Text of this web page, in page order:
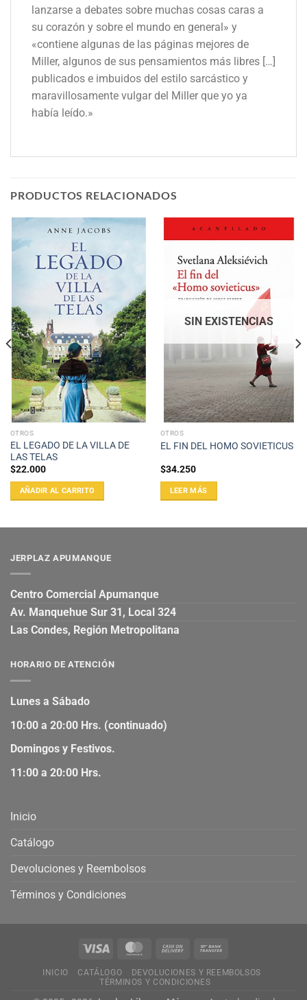
lanzarse a debates sobre muchas cosas caras a
su corazón y sobre el mundo en general» y
«contiene algunas de las páginas mejores de
Miller, algunos de sus pensamientos más libres […]
publicados e imbuidos del estilo sarcástico y
maravillosamente vulgar del Miller que yo ya
había leído.»
PRODUCTOS RELACIONADOS
OTROS
EL LEGADO DE LA VILLA DE
LAS TELAS
$22.000
AÑADIR AL CARRITO
SIN EXISTENCIAS
OTROS
EL FIN DEL HOMO SOVIETICUS
$34.250
LEER MÁS
JERPLAZ APUMANQUE
Centro Comercial Apumanque
Av. Manquehue Sur 31, Local 324
Las Condes, Región Metropolitana
HORARIO DE ATENCIÓN
Lunes a Sábado
10:00 a 20:00 Hrs. (continuado)
Domingos y Festivos.
11:00 a 20:00 Hrs.
Inicio
Catálogo
Devoluciones y Reembolsos
Términos y Condiciones
INICIO CATÁLOGO
DEVOLUCIONES Y REEMBOLSOS
TÉRMINOS Y CONDICIONES